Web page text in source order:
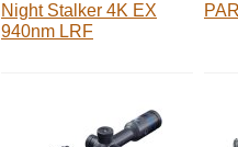
Night Stalker 4K EX
940nm LRF